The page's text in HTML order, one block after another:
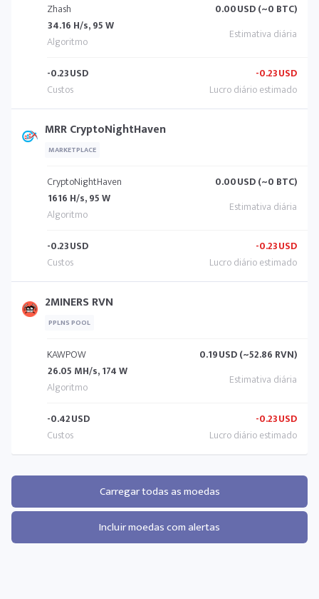
Zhash
34.16 H/s, 95 W
0.00USD (~0 BTC)
-0.23USD -0.23USD
MRR CryptoNightHaven
MARKETPLACE
CryptoNightHaven
1616 H/s, 95 W
0.00USD (~0 BTC)
-0.23USD -0.23USD
2MINERS RVN
PPLNS POOL
KAWPOW
26.05 MH/s, 174 W
0.19USD (~52.86 RVN)
-0.42USD -0.23USD
Carregar todas as moedas
Incluir moedas com alertas